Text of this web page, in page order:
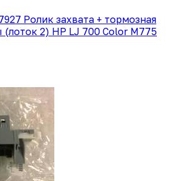
Ролик захвата + тормозная
2) HP LJ 700 Color M775